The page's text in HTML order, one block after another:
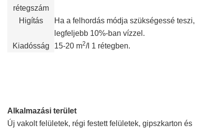
rétegszám
Higítás
Ha a felhordás módja szükségessé teszi,
legfeljebb 10%-ban vízzel.
Kiadósság
15-20 m2/l 1 rétegben.
Alkalmazási terület
Új vakolt felületek, régi festett felületek, gipszkarton és